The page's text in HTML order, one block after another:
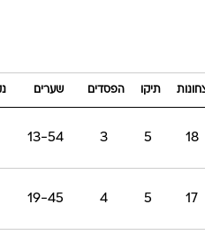
תיקו הפסדים שערים
18
5
3
13-54
17
5
4
19-45